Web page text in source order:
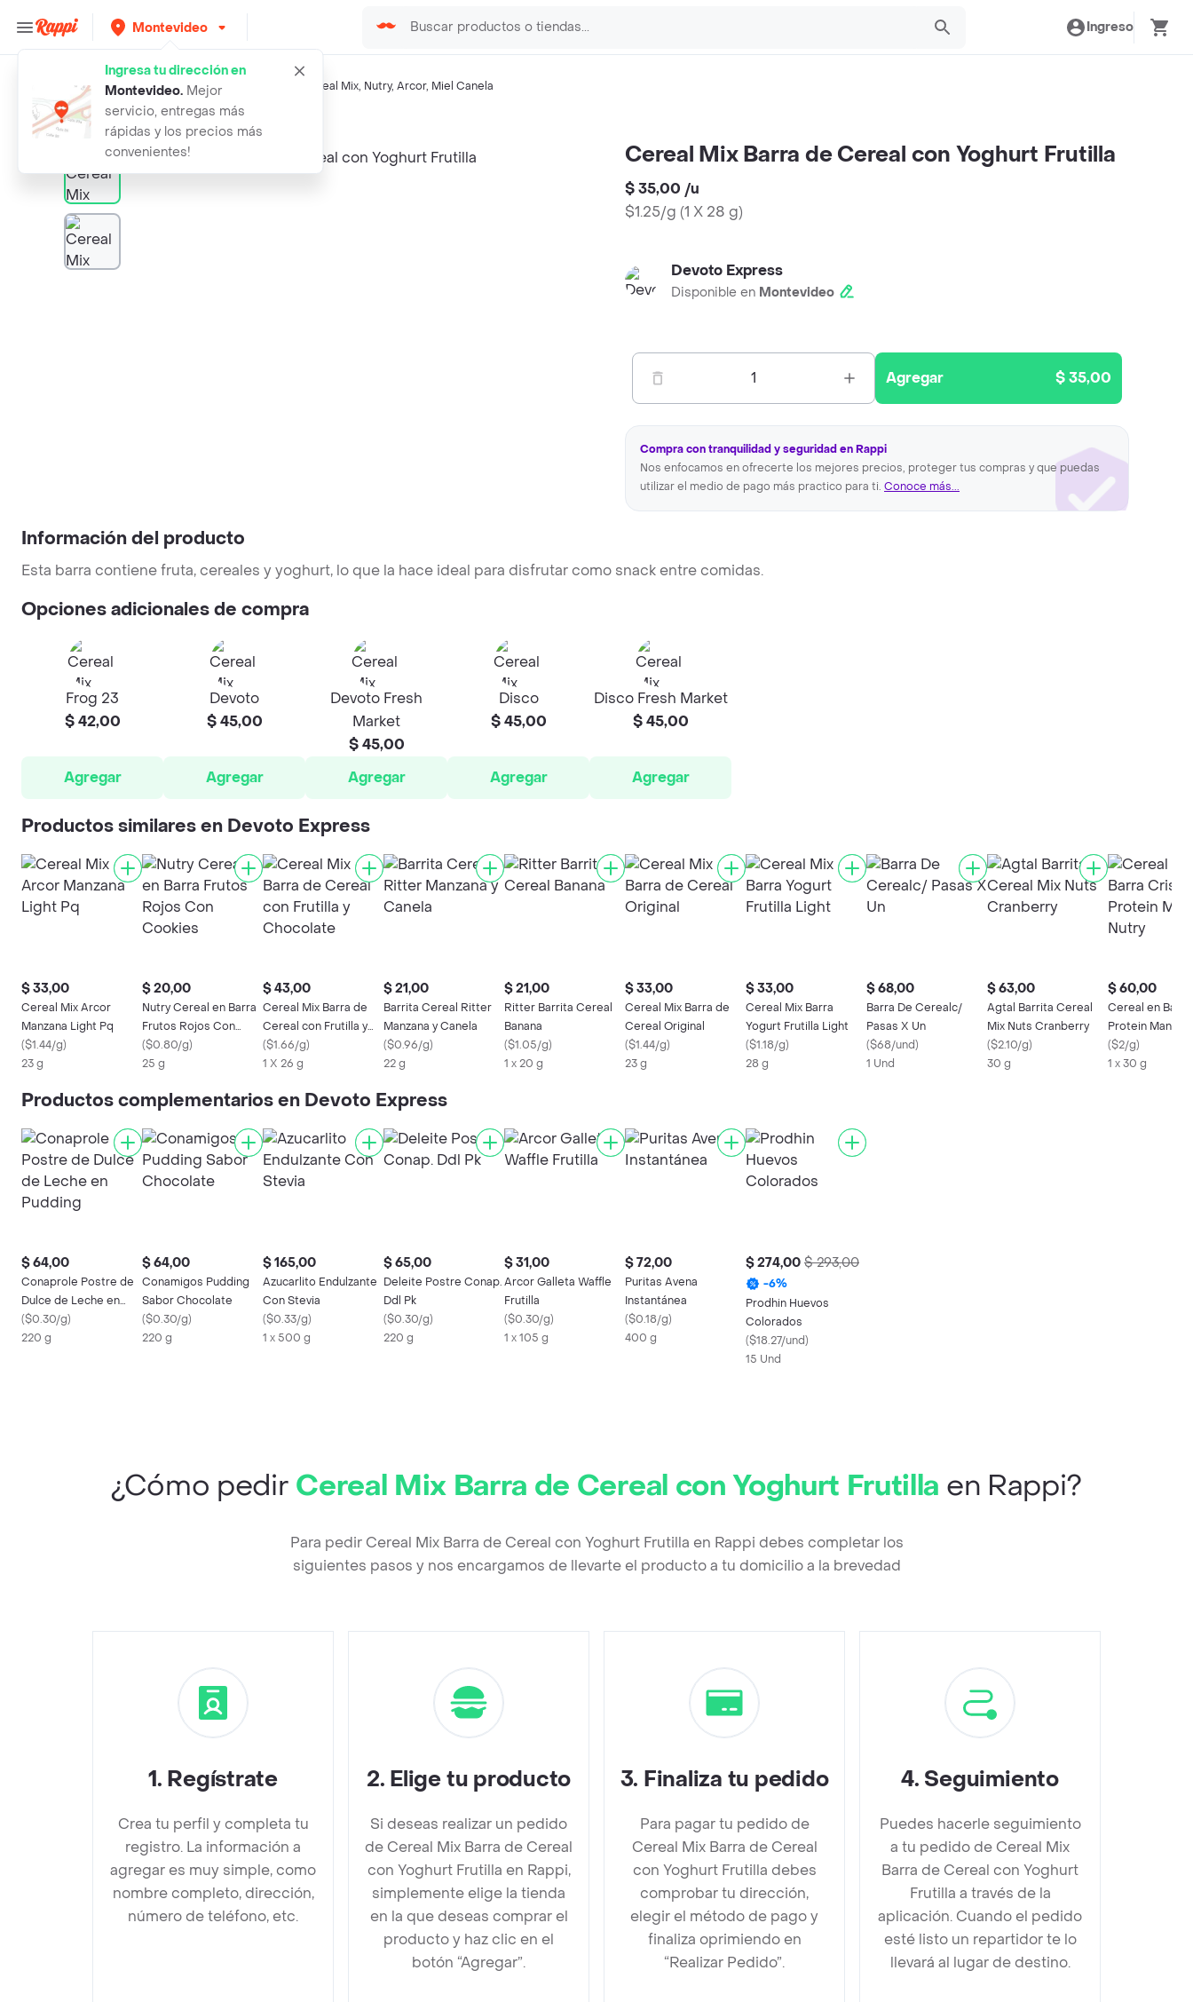
Montevideo
Ingresa tu dirección en
Montevideo. Mejor
servicio, entregas más
rápidas y los precios más
convenientes!
Ingreso
Búsquedas relacionadas:Barras de cereal y granola Cereal Mix, Nutry, Arcor, Miel Canela
Rappi cereal mix barra de cereal con yogh
Cereal Mix Barra de Cereal con Yoghurt Frutilla
$ 35,00 /u
$1.25/g (1 X 28 g)
Devoto Express
Disponible en Montevideo
1 Agregar $ 35,00
Compra con tranquilidad y seguridad en Rappi
Nos enfocamos en ofrecerte los mejores precios, proteger tus compras y que puedas
utilizar el medio de pago más practico para ti. Conoce más...
Información del producto
Esta barra contiene fruta, cereales y yoghurt, lo que la hace ideal para disfrutar como snack entre comidas.
Opciones adicionales de compra
Frog 23
$ 42,00
Agregar
Devoto
$ 45,00
Agregar
Devoto Fresh
Market
$ 45,00
Agregar
Disco
$ 45,00
Agregar
Disco Fresh Market
$ 45,00
Agregar
Productos similares en Devoto Express
$ 33,00
Cereal Mix Arcor
Manzana Light Pq
($1.44/g)
23 g
$ 20,00
Nutry Cereal en Barra
Frutos Rojos Con
Cookies
($0.80/g)
25 g
$ 43,00
Cereal Mix Barra de
Cereal con Frutilla y
Chocolate
($1.66/g)
1 X 26 g
$ 21,00
Barrita Cereal Ritter
Manzana y Canela
($0.96/g)
22 g
$ 21,00
Ritter Barrita Cereal
Banana
($1.05/g)
1 x 20 g
$ 33,00
Cereal Mix Barra de
Cereal Original
($1.44/g)
23 g
$ 33,00
Cereal Mix Barra
Yogurt Frutilla Light
($1.18/g)
28 g
$ 68,00
Barra De Cerealc/
Pasas X Un
($68/und)
1 Und
$ 63,00
Agtal Barrita Cereal
Mix Nuts Cranberry
($2.10/g)
30 g
$ 60,00
Cereal en
Protein Mani
($2/g)
1 x 30 g
Productos complementarios en Devoto Express
$ 64,00
Conaprole Postre de
Dulce de Leche en
Pudding
($0.30/g)
220 g
$ 64,00
Conamigos Pudding
Sabor Chocolate
($0.30/g)
220 g
$ 165,00
Azucarlito Endulzante
Con Stevia
($0.33/g)
1 x 500 g
$ 65,00
Deleite Postre Conap.
Ddl Pk
($0.30/g)
220 g
$ 31,00
Arcor Galleta Waffle
Frutilla
($0.30/g)
1 x 105 g
$ 72,00
Puritas Avena
Instantánea
($0.18/g)
400 g
$ 274,00 $ 293,00
-6%
Prodhin Huevos
Colorados
($18.27/und)
15 Und
¿Cómo pedir Cereal Mix Barra de Cereal con Yoghurt Frutilla en Rappi?
Para pedir Cereal Mix Barra de Cereal con Yoghurt Frutilla en Rappi debes completar los
siguientes pasos y nos encargamos de llevarte el producto a tu domicilio a la brevedad
1. Regístrate
Crea tu perfil y completa tu
registro. La información a
agregar es muy simple, como
nombre completo, dirección,
número de teléfono, etc.
2. Elige tu producto
Si deseas realizar un pedido
de Cereal Mix Barra de Cereal
con Yoghurt Frutilla en Rappi,
simplemente elige la tienda
en la que deseas comprar el
producto y haz clic en el
botón “Agregar”.
3. Finaliza tu pedido
Para pagar tu pedido de
Cereal Mix Barra de Cereal
con Yoghurt Frutilla debes
comprobar tu dirección,
elegir el método de pago y
finaliza oprimiendo en
“Realizar Pedido”.
4. Seguimiento
Puedes hacerle seguimiento
a tu pedido de Cereal Mix
Barra de Cereal con Yoghurt
Frutilla a través de la
aplicación. Cuando el pedido
esté listo un repartidor te lo
llevará al lugar de destino.